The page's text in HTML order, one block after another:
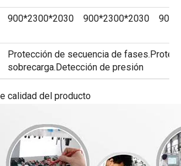
900*2300*2030 900*2300*2030
Protección de secuencia de
sobrecarga.Detección de presión
calidad del producto